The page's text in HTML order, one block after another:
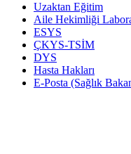
Uzaktan Eğitim
Aile Hekimliği
ESYS
ÇKYS-TSİM
DYS
Hasta Hakları
E-Posta (Sağlık